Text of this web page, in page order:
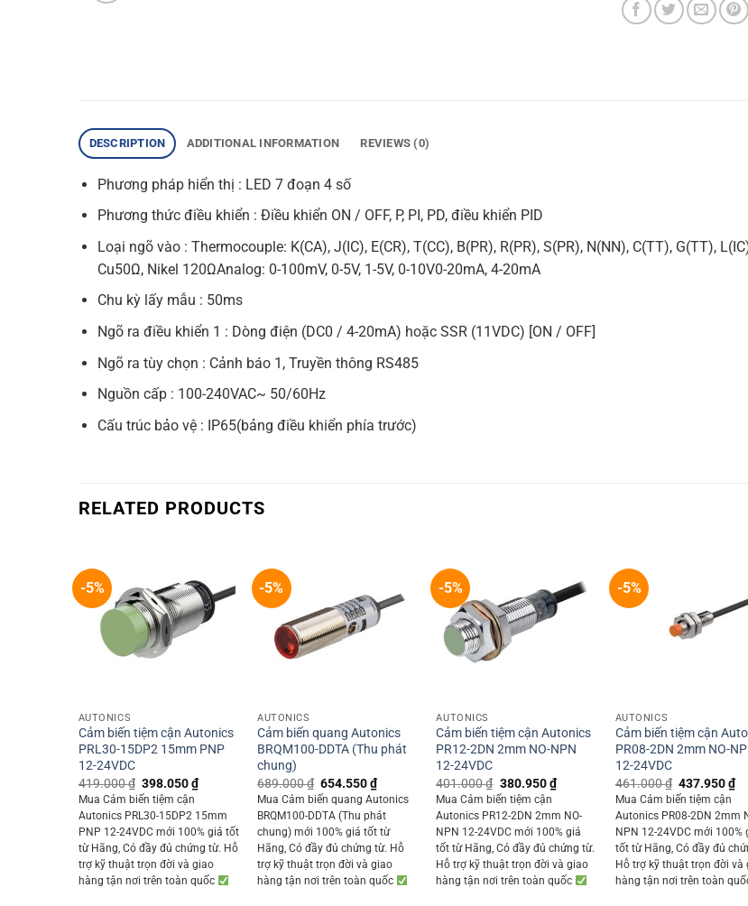
DESCRIPTION ADDITIONAL INFORMATION REVIEWS (0)
Phương pháp hiển thị : LED 7 đoạn 4 số
Phương thức điều khiển : Điều khiển ON / OFF, P, PI, PD, điều khiển PID
Loại ngõ vào : Thermocouple: K(CA), J(IC), E(CR), T(CC), B(PR), R(PR), S(PR), N(NN), C(TT), G(TT),
Cu50Ω, Nikel 120ΩAnalog: 0-100mV, 0-5V, 1-5V, 0-10V0-20mA, 4-20mA
Chu kỳ lấy mẫu : 50ms
Ngõ ra điều khiển 1 : Dòng điện (DC0 / 4-20mA) hoặc SSR (11VDC) [ON / OFF]
Ngõ ra tùy chọn : Cảnh báo 1, Truyền thông RS485
Nguồn cấp : 100-240VAC~ 50/60Hz
Cấu trúc bảo vệ : IP65(bảng điều khiển phía trước)
RELATED PRODUCTS
-5%
AUTONICS
Cảm biến tiệm cận Autonics
PRL30-15DP2 15mm PNP
12-24VDC
419.000₫ Original
price
was:
419.000 ₫.
398.050₫Current
price
is:
398.050 ₫.
Mua Cảm biến tiệm cận
Autonics PRL30-15DP2 15mm
PNP 12-24VDC mới 100% giá tốt
từ Hãng, Có đầy đủ chứng từ. Hỗ
trợ kỹ thuật trọn đời và giao
hàng tận nơi trên toàn quốc
-5%
AUTONICS
Cảm biến quang Autonics
BRQM100-DDTA (Thu phát
chung)
689.000₫ Original
price
was:
689.000 ₫.
654.550₫Current
price
is:
654.550 ₫.
Mua Cảm biến quang Autonics
BRQM100-DDTA (Thu phát
chung) mới 100% giá tốt từ
Hãng, Có đầy đủ chứng từ. Hỗ
trợ kỹ thuật trọn đời và giao
hàng tận nơi trên toàn quốc
-5%
AUTONICS
Cảm biến tiệm cận Autonics
PR12-2DN 2mm NO-NPN
12-24VDC
401.000₫ Original
price
was:
401.000 ₫.
380.950₫Current
price
is:
380.950 ₫.
Mua Cảm biến tiệm cận
Autonics PR12-2DN 2mm NO-
NPN 12-24VDC mới 100% giá
tốt từ Hãng, Có đầy đủ chứng từ.
Hỗ trợ kỹ thuật trọn đời và giao
hàng tận nơi trên toàn quốc
-5%
AUTONICS
Cảm biến tiệm cận
PR08-2DN 2mm NO-
12-24VDC
461.000₫ Original
price
was:
461.000 ₫.
437.950₫
is:
Mua Cảm biến tiệm cận
Autonics PR08-2DN 2mm
NPN 12-24VDC mới 100%
tốt từ Hãng, Có đầy đủ
Hỗ trợ kỹ thuật trọn đời và
hàng tận nơi trên toàn